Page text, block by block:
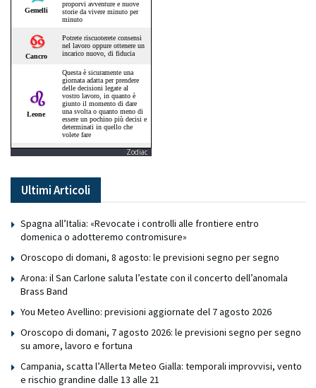
Zodiac
Ultimi Articoli
Spagna all’Italia: «Revocate i controlli alle frontiere entro
domenica o adotteremo contromisure»
Oroscopo di domani, 8 agosto: le previsioni segno per segno
Arona: il San Carlone saluta l’estate con il concerto dell’anomala
Brass Band
You Meteo Avellino: previsioni aggiornate del 7 agosto 2026
Oroscopo di domani, 7 agosto 2026: le previsioni segno per segno
su amore, lavoro e fortuna
Campania, scatta l’Allerta Meteo Gialla: temporali improvvisi, vento
e rischio grandine dalle 13 alle 21